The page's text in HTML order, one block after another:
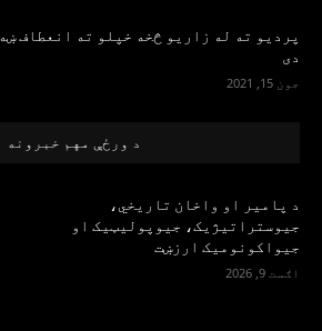
پرديو ته له زاريو څخه خپلو ته انعطاف ښه
دی
جون 15, 2021
د ورځې مهم خبرونه
د پامیر او واخان تاریخي،
جیوستراتیژیک، جیوپولیټیک او
جیواکونومیک ارزښت
اګست 9, 2026